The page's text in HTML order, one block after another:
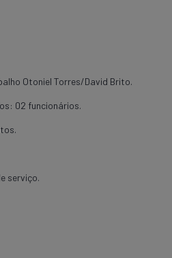
Otoniel Torres/David Brito.
02 funcionários.
serviço.